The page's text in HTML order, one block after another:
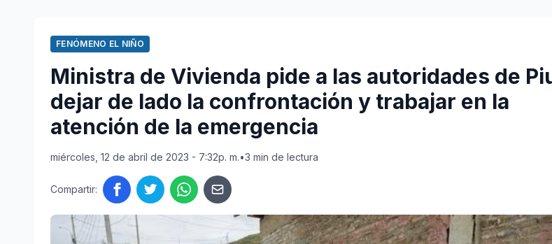
FENÓMENO EL NIÑO
Ministra de Vivienda pide a las autoridades de
dejar de lado la confrontación y trabajar en la
atención de la emergencia
miércoles, 12 de abril de 2023 - 7:32p. m.•3 min de lectura
Compartir: